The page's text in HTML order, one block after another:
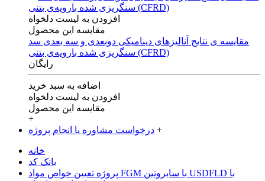
افزودن به لیست دلخواه
مقایسه این محصول
مقایسه ی‌ نتایج آنالیزهای‌ دینامیکی‌ دوبعدی‌ و‌ سه بعدی‌ سد
سنگریزی‌ شده با‌رویه‌ی‌ بتنی‌ (CFRD)
رایگان
اضافه به سبد خرید
افزودن به لیست دلخواه
مقایسه این محصول
+
درخواست مشاوره یا انجام پروژه +
خانه
بانک کد
پروژه تعیین خواص مواد FGM با سابروتین USDFLD با